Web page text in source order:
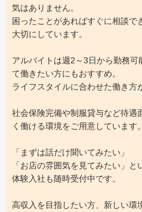
気はありません。
困ったことがあればすぐに相談で
大切にしています。
アルバイトは週2～3日から勤務
て働きたい方にもおすすめ。
ライフスタイルに合わせた働き方
社会保険完備や制服貸与など待遇
く働ける環境をご用意しています。
「まずは話だけ聞いてみたい」
「お店の雰囲気を見てみたい」と
体験入社も随時受付中です。
高収入を目指したい方、新しい環